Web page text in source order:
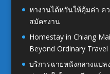
หางานไต้หวันให้คุ้มค่า ค
สมัครงาน
Homestay in Chiang
Beyond Ordinary
บริการฉายหนังกลางแป